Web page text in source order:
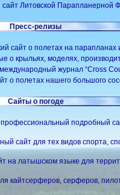
Литовской Парапланерной
Пресс-релизы
сайт о полетах на парапланах
о крыльях, моделях,
журнал “Cross
о полетах нашего большого
Сайты о погоде
подробный
сайт для тех видов спорта,
на латышском языке для
кайтсерферов, серферов,